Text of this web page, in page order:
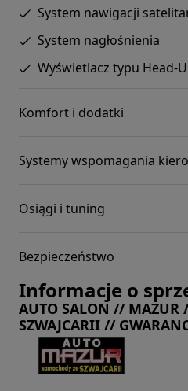
System nawigacji
System nagłośnienia
Wyświetlacz typu Head-
Komfort i dodatki
Systemy wspomagania
Osiągi i tuning
Bezpieczeństwo
Informacje o
AUTO SALON // MAZUR
SZWAJCARII //